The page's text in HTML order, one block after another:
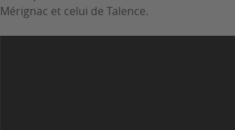
Mérignac et celui de Talence.